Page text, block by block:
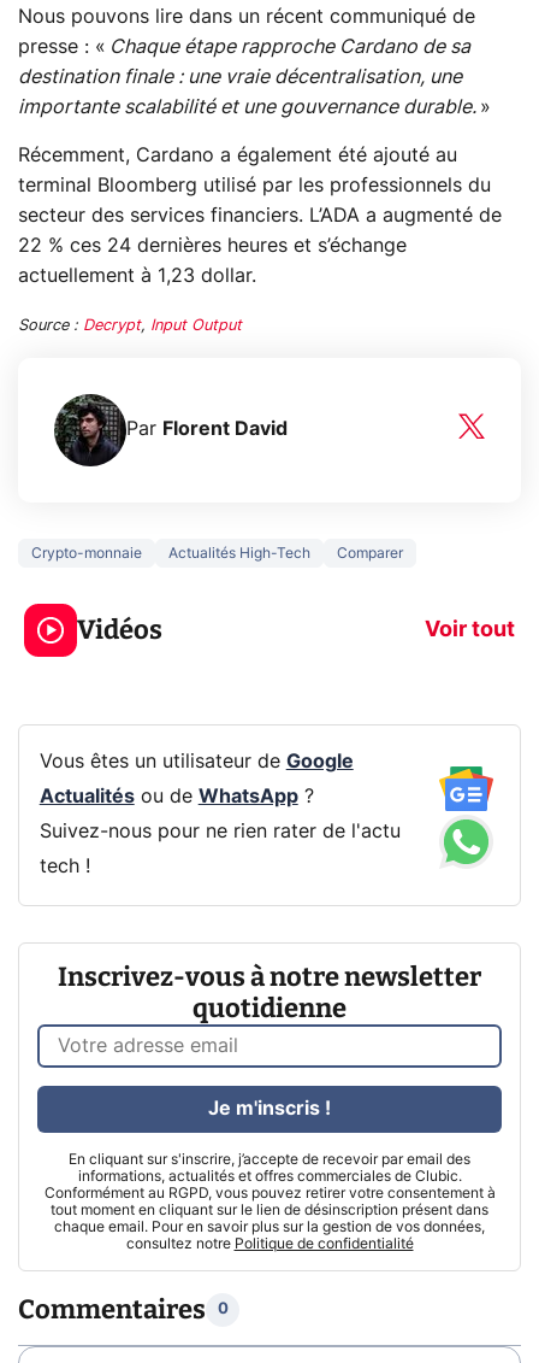
Nous pouvons lire dans un récent communiqué de
presse : « Chaque étape rapproche Cardano de sa
destination finale : une vraie décentralisation, une
importante scalabilité et une gouvernance durable. »
Récemment, Cardano a également été ajouté au
terminal Bloomberg utilisé par les professionnels du
secteur des services financiers. L’ADA a augmenté de
22 % ces 24 dernières heures et s’échange
actuellement à 1,23 dollar.
Source : Decrypt, Input Output
Par Florent David
Crypto-monnaie Actualités High-Tech Comparer
Vidéos Voir tout
3 écrans en 1 pour
319€ ? Voici L'AOC
CQ32G4ZA !
5
prochaine
Vous êtes un utilisateur de Google
Actualitésou de WhatsApp?
Suivez-nous pour ne rien rater de l'actu
tech !
Inscrivez-vous à notre newsletter
quotidienne
En cliquant sur s'inscrire, j’accepte de recevoir par email des
informations, actualités et offres commerciales de Clubic.
Conformément au RGPD, vous pouvez retirer votre consentement à
tout moment en cliquant sur le lien de désinscription présent dans
chaque email. Pour en savoir plus sur la gestion de vos données,
consultez notre Politique de confidentialité
Je m'inscris !
Commentaires 0